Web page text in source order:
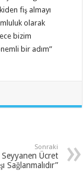
fiş almayı
olarak
bizim
bir adım”
Sonraki
Ücret
Sağlanmalıdır”